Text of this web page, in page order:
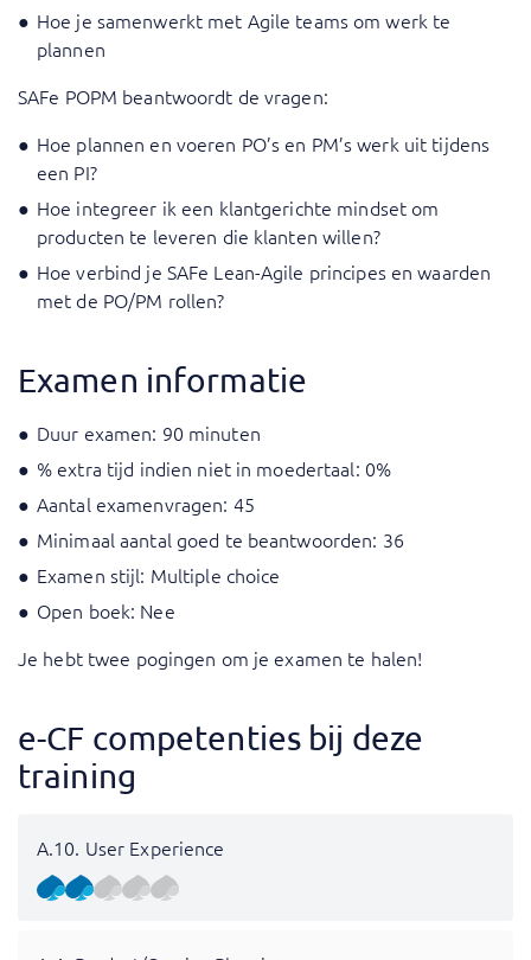
Hoe je samenwerkt met Agile teams om werk te
plannen
SAFe POPM beantwoordt de vragen:
Hoe plannen en voeren PO’s en PM’s werk uit tijdens
een PI?
Hoe integreer ik een klantgerichte mindset om
producten te leveren die klanten willen?
Hoe verbind je SAFe Lean-Agile principes en waarden
met de PO/PM rollen?
Examen informatie
Duur examen: 90 minuten
% extra tijd indien niet in moedertaal: 0%
Aantal examenvragen: 45
Minimaal aantal goed te beantwoorden: 36
Examen stijl: Multiple choice
Open boek: Nee
Je hebt twee pogingen om je examen te halen!
e-CF competenties bij deze
training
A.10. User Experience